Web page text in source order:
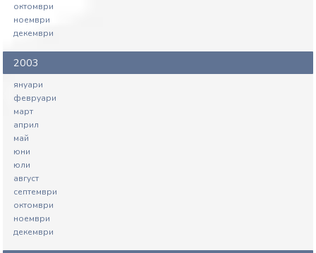
октомври
ноември
декември
2003
януари
февруари
март
април
май
юни
юли
август
септември
октомври
ноември
декември